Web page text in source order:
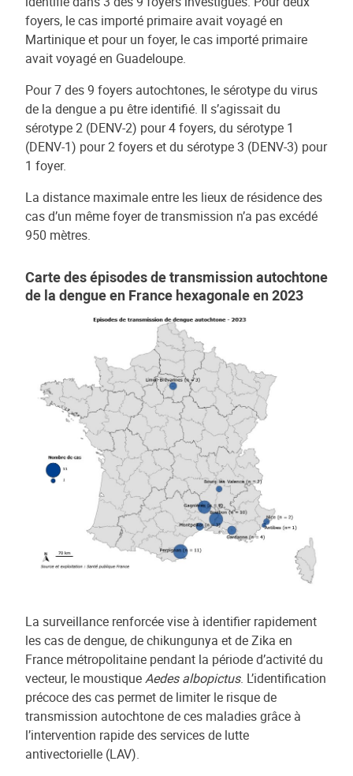
foyers, le cas importé primaire avait voyagé en
Martinique et pour un foyer, le cas importé primaire
avait voyagé en Guadeloupe.
Pour 7 des 9 foyers autochtones, le sérotype du virus
de la dengue a pu être identifié. Il s’agissait du
sérotype 2 (DENV-2) pour 4 foyers, du sérotype 1
(DENV-1) pour 2 foyers et du sérotype 3 (DENV-3) pour
1 foyer.
La distance maximale entre les lieux de résidence des
cas d’un même foyer de transmission n’a pas excédé
950 mètres.
Carte des épisodes de transmission autochtone
de la dengue en France hexagonale en 2023
La surveillance renforcée vise à identifier rapidement
les cas de dengue, de chikungunya et de Zika en
France métropolitaine pendant la période d’activité du
vecteur, le moustiqueAedes albopictus. L’identification
précoce des cas permet de limiter le risque de
transmission autochtone de ces maladies grâce à
l’intervention rapide des services de lutte
antivectorielle (LAV).